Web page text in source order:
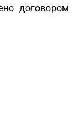
договором